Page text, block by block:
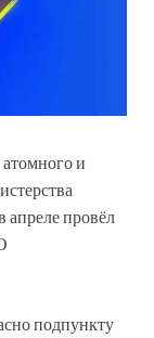
и
апреле провёл
подпункту